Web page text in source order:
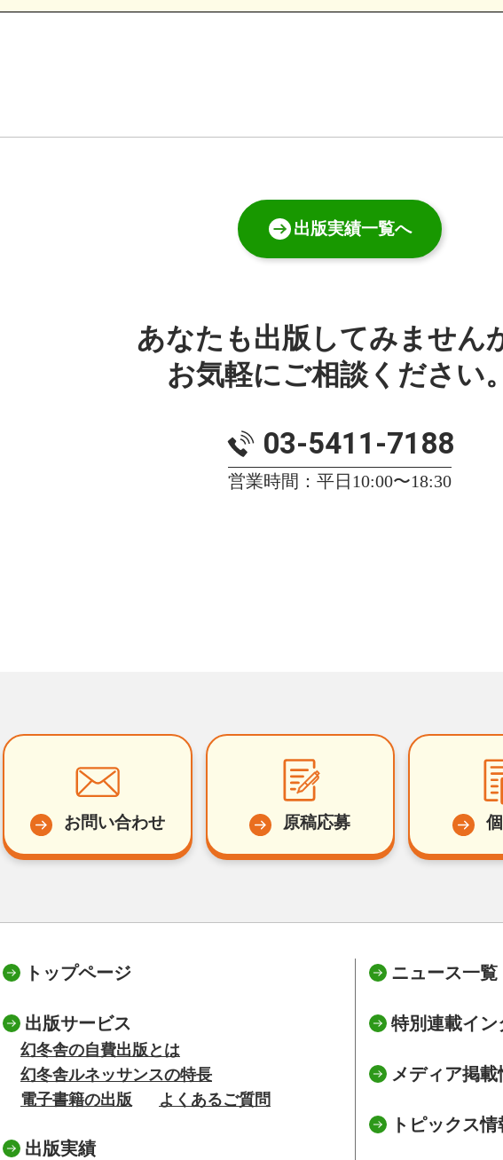
出版実績一覧へ
あなたも出版してみません
お気軽にご相談ください。
03-5411-7188
営業時間：平日10:00〜18:30
お問い合わせ 原稿応募
トップページ
出版サービス
幻冬舎の自費出版とは
幻冬舎ルネッサンスの特長
電子書籍の出版
よくあるご質問
出版実績
ニュース一覧
特別連載イン
メディア掲載
トピックス情